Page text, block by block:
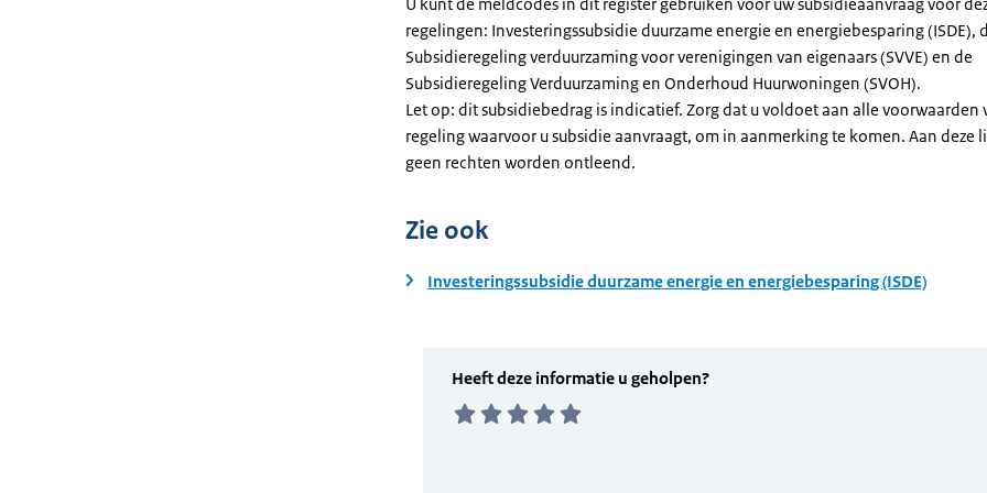
regelingen: Investeringssubsidie duurzame energie en energiebesparing (ISDE),
Subsidieregeling verduurzaming voor verenigingen van eigenaars (SVVE) en de
Subsidieregeling Verduurzaming en Onderhoud Huurwoningen (SVOH).
Let op: dit subsidiebedrag is indicatief. Zorg dat u voldoet aan alle voorwaarden
regeling waarvoor u subsidie aanvraagt, om in aanmerking te komen. Aan deze
geen rechten worden ontleend.
Zie ook
Investeringssubsidie duurzame energie en energiebesparing (ISDE)